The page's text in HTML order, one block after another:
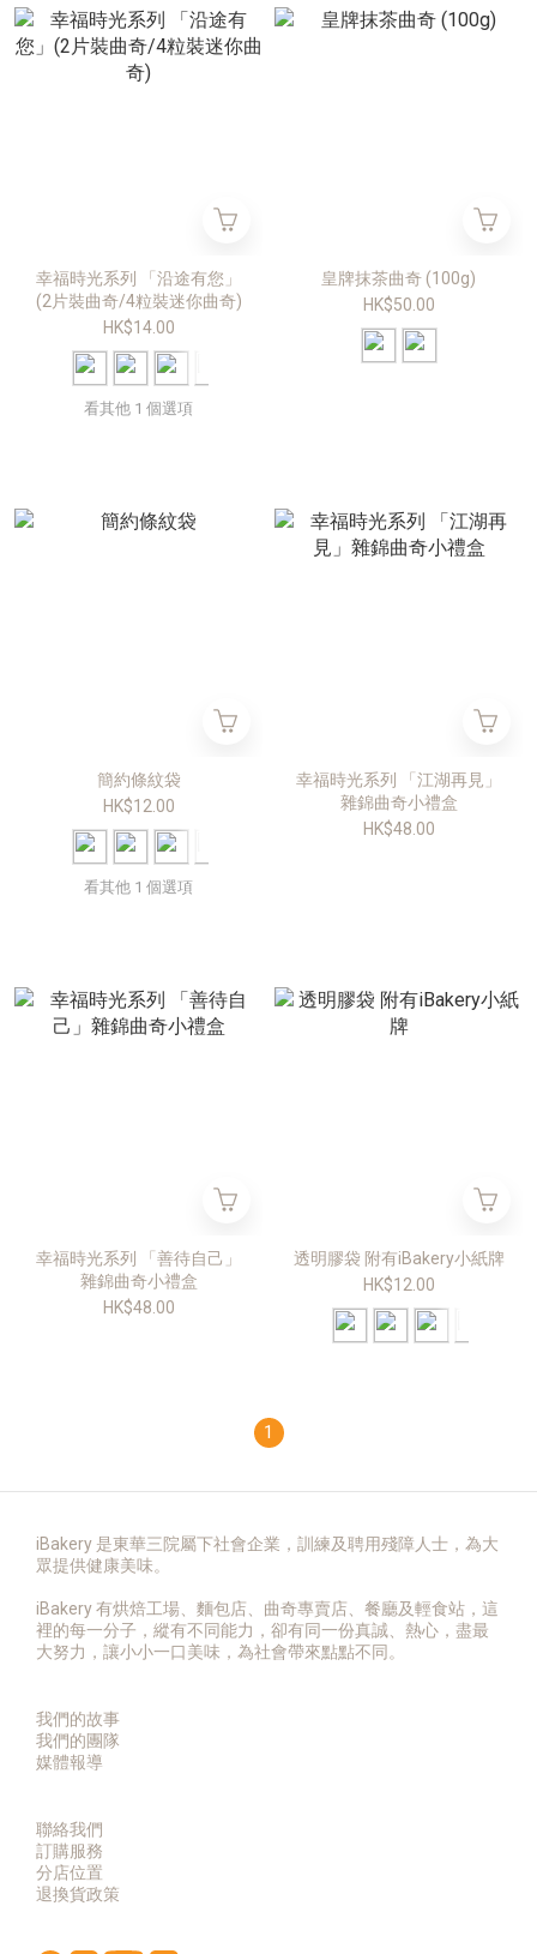
幸福時光系列 「沿途有您」
(2片裝曲奇/4粒裝迷你曲奇)
HK$14.00
看其他 1 個選項
皇牌抹茶曲奇 (100g)
HK$50.00
簡約條紋袋
HK$12.00
看其他 1 個選項
幸福時光系列 「江湖再見」
雜錦曲奇小禮盒
HK$48.00
幸福時光系列 「善待自己」
雜錦曲奇小禮盒
HK$48.00
透明膠袋 附有iBakery小紙牌
HK$12.00
1
iBakery 是東華三院屬下社會企業，訓練及聘用殘障人士，為大
眾提供健康美味。
iBakery 有烘焙工場、麵包店、曲奇專賣店、餐廳及輕食站，這
裡的每一分子，縱有不同能力，卻有同一份真誠、熱心，盡最
大努力，讓小小一口美味，為社會帶來點點不同。
我們的故事
我們的團隊
媒體報導
聯絡我們
訂購服務
分店位置
退換貨政策